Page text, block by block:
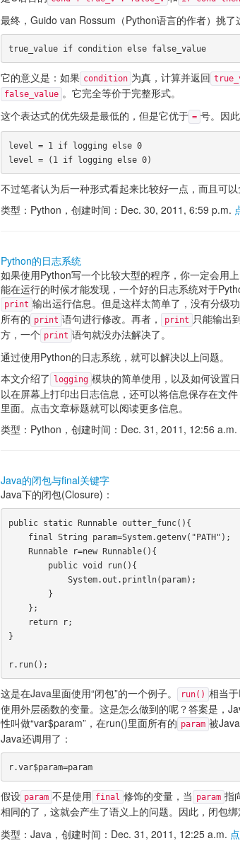
最终，Guido van Rossum（Python语言的作者）挑了
true_value if condition else false_value
它的意义是：如果 condition 为真，计算并返回
false_value 。它完全等价于完整形式。
这个表达式的优先级是最低的，但是它优于 = 号。因
level = 1 if logging else 0
不过笔者认为后一种形式看起来比较好一点，而且可以
类型：Python，创建时间：Dec. 30, 2011, 6:59 p.m.
Python的日志系统
如果使用Python写一个比较大型的程序，你一定会用
能在运行的时候才能发现，一个好的日志系统对于
print 输出运行信息。但是这样太简单了，没有分级
所有的 print 语句进行修改。再者， print 只能输出
方，一个 print 语句就没办法解决了。
通过使用Python的日志系统，就可以解决以上问题。
本文介绍了
logging 模块的简单使用，以及如何设置
以在屏幕上打印出日志信息，还可以将信息保存在文
里面。点击文章标题就可以阅读更多信息。
类型：Python，创建时间：Dec. 31, 2011, 12:56 a.m.
Java的闭包与final关键字
Java下的闭包(Closure)：
public static Runnable outter_func(){
}
这是在Java里面使用“闭包”的一个例子。 run() 相当
使用外层函数的变量。这是怎么做到的呢？答案是，
性叫做“var$param”，在run()里面所有的 param 被
Java还调用了：
r.var$param=param
假设 param 不是使用 final 修饰的变量，当 param 指
相同的了，这就会产生了语义上的问题。因此，闭包
类型：Java，创建时间：Dec. 31, 2011, 12:25 a.m.